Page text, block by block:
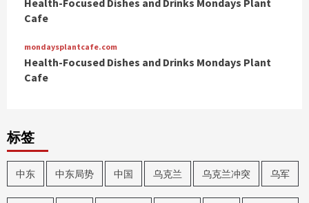
Health-Focused Dishes and Drinks Mondays Plant
Cafe
mondaysplantcafe.com
Health-Focused Dishes and Drinks Mondays Plant
Cafe
标签
中东 中东局势 中国 乌克兰 乌克兰冲突 乌军